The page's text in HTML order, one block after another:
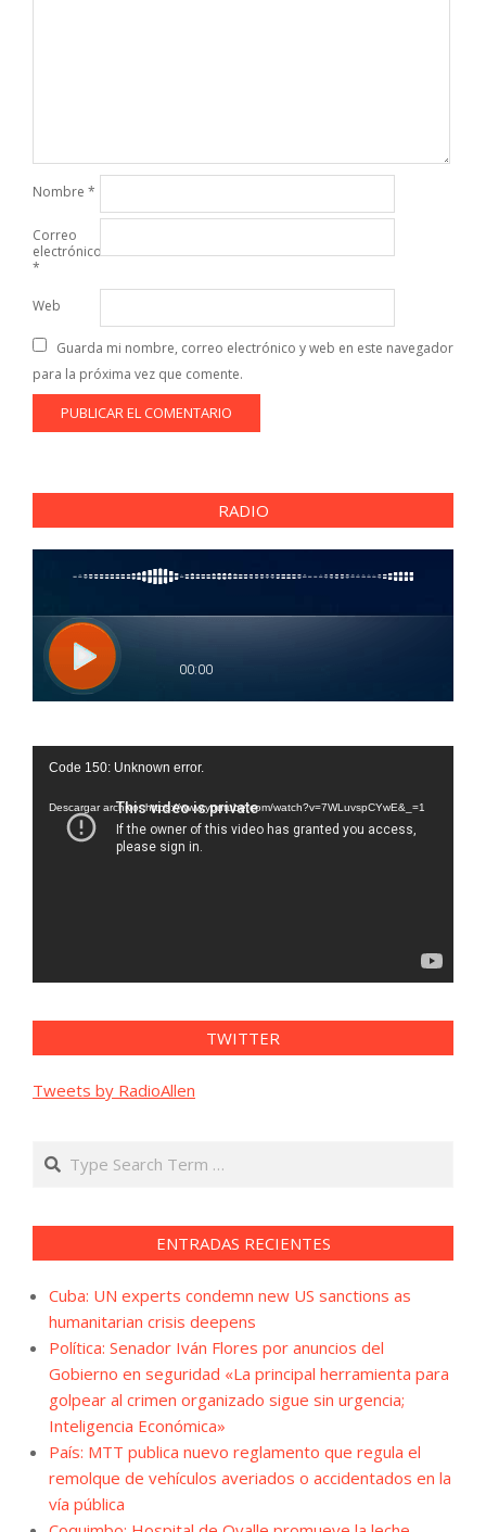
Nombre *
Correo
electrónico
*
Web
Guarda mi nombre, correo electrónico y web en este navegador
para la próxima vez que comente.
RADIO
Reproductor
vídeo
Code 150: Unknown error.
Descargar archivo: https://www.youtube.com/watch?v=7WLuvspCYwE&_=1
TWITTER
Tweets by RadioAllen
Search
ENTRADAS RECIENTES
Cuba: UN experts condemn new US sanctions as
humanitarian crisis deepens
Política: Senador Iván Flores por anuncios del
Gobierno en seguridad «La principal herramienta para
golpear al crimen organizado sigue sin urgencia;
Inteligencia Económica»
País: MTT publica nuevo reglamento que regula el
remolque de vehículos averiados o accidentados en la
vía pública